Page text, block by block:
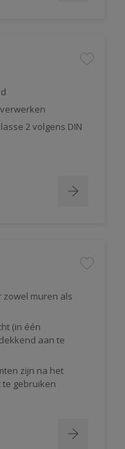
2 volgens DIN
zowel muren als
(in één
aan te
zijn na het
gebruiken